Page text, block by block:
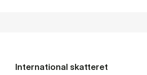
International skatteret